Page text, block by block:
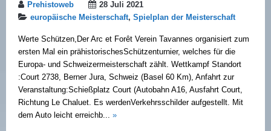
Prehistoweb
28 Juli 2021
europäische Meisterschaft, Spielplan der Meisterschaft
Werte Schützen,Der Arc et Forêt Verein Tavannes organisiert zum
ersten Mal ein prähistorischesSchützenturnier, welches für die
Europa- und Schweizermeisterschaft zählt. Wettkampf Standort
:Court 2738, Berner Jura, Schweiz (Basel 60 Km), Anfahrt zur
Veranstaltung:Schießplatz Court (Autobahn A16, Ausfahrt Court,
Richtung Le Chaluet. Es werdenVerkehrsschilder aufgestellt. Mit
dem Auto leicht erreichb... »